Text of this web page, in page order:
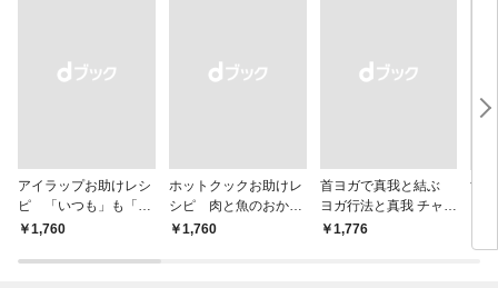
アイラップお助けレシ
ピ 「いつも」も「も
しも」もおいしい！
￥1,760
ホットクックお助けレ
シピ 肉と魚のおか
ず 少ない材料＆調味
￥1,760
首ヨガで真我と結ぶ
ヨガ行法と真我 チャク
ラと真我の関係 クンダ
￥1,776
す